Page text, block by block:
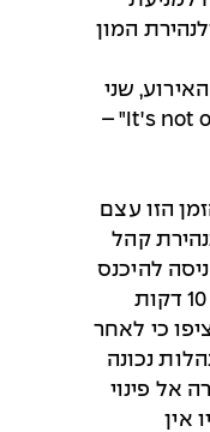
המון
שני
הוא הצורך בהעברת משקל הכובד של האבטחה אל המעגל החיצוני לקראת פיזור הקהל. הלקח השלישי מוכר לנו מהמשפט האנגלי "It's not over till it's over" –
הזו עצם
קהל
מהראשון אשר ניסה להיכנס
לתחומי האיצטדיון נמנעה הכניסה על ידי אנשי האבטחה והוא התפוצץ לא רחוק מאחת הכניסות. מנהלי האירוע החליטו לאפשר את המשך המשחק. 10 דקות
ציפו כי לאחר
נכונה
אל פינוי
אין